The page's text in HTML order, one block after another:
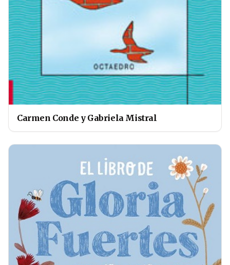
Carmen Conde y Gabriela Mistral